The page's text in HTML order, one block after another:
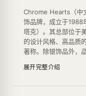
Chrome Hearts（中
饰品牌，成立于1988
塔克）。其总部位于
的设计风格、高品质
著称。除银饰品外，
Chrome Hearts的设
展开完整介绍